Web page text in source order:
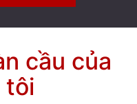
cầu của
tôi